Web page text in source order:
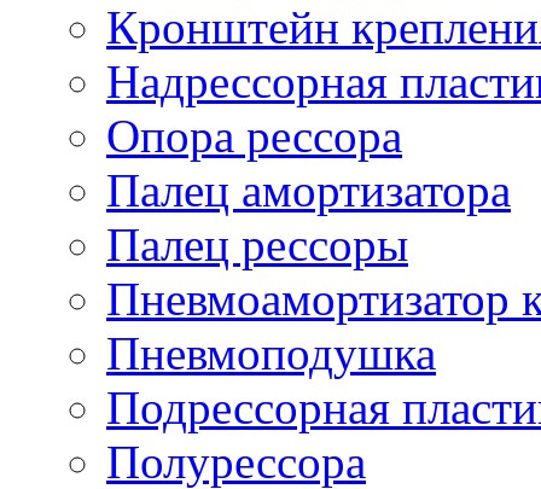
Кронштейн
Надрессорная
Опора рессора
Палец амортизатора
Палец рессоры
Пневмоамортизатор
Пневмоподушка
Подрессорная
Полурессора